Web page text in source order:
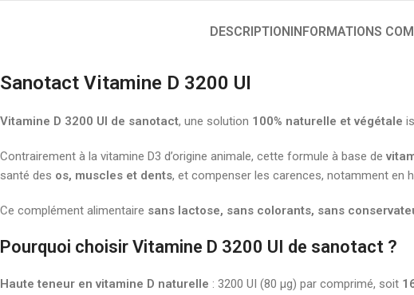
DESCRIPTIONINFORMATIONS
Sanotact Vitamine D 3200 UI
Vitamine D 3200 UI de sanotact, une solution 100% naturelle et végétale
Contrairement à la vitamine D3 d’origine animale, cette formule à base de
santé des os, muscles et dents, et compenser les carences, notamment en
Ce complément alimentaire sans lactose, sans colorants, sans
Pourquoi choisir Vitamine D 3200 UI de sanotact ?
Haute teneur en vitamine D naturelle : 3200 UI (80 µg) par comprimé, soit